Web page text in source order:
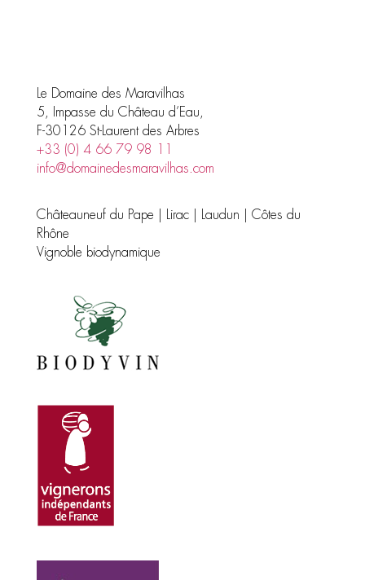
Le Domaine des Maravilhas
5, Impasse du Château d’Eau,
F-30126 St-Laurent des Arbres
+33 (0) 4 66 79 98 11
info@domainedesmaravilhas.com
Châteauneuf du Pape | Lirac | Laudun | Côtes du
Rhône
Vignoble biodynamique